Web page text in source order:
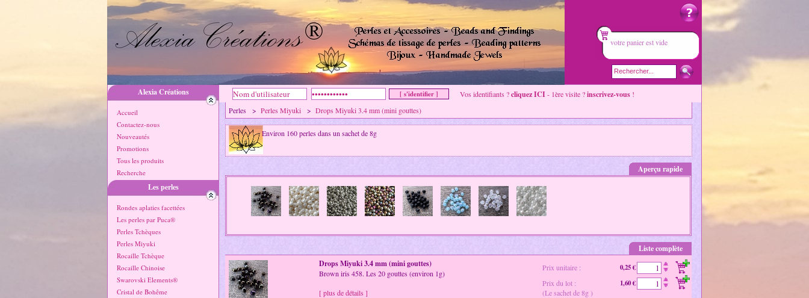
votre panier est vide
Alexia Créations
Accueil
Contactez-nous
Nouveautés
Promotions
Tous les produits
Recherche
Les perles
Rondes aplaties facettées
Les perles par Puca®
Perles Tchèques
Perles Miyuki
Rocaille Tchèque
Rocaille Chinoise
Swarovski Elements®
Cristal de Bohême
Vos identifiants ?cliquez ICI- 1ère visite ?inscrivez-vous !
Perles > Perles Miyuki > Drops Miyuki 3.4 mm (mini gouttes)
Environ 160 perles dans un sachet de 8g
Aperçu rapide
Liste complète
Drops Miyuki 3.4 mm (mini gouttes)
Brown iris 458. Les 20 gouttes (environ 1g)
[ plus de détails ]
Prix unitaire :
0,25 €
Prix du lot :
(Le sachet de 8g )
1,60 €